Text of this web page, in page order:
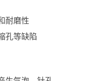
耐磨性
孔等缺陷